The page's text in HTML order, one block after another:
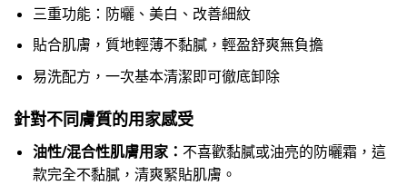
三重功能：防曬、美白、改善細紋
貼合肌膚，質地輕薄不黏膩，輕盈舒爽無負擔
易洗配方，一次基本清潔即可徹底卸除
針對不同膚質的用家感受
油性/混合性肌膚用家： 不喜歡黏膩或油亮的防曬霜，這
款完全不黏膩，清爽緊貼肌膚。